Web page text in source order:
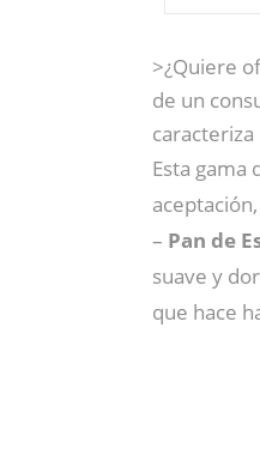
>¿Quiere
de un
Esta gama
– Pan de
suave y
que hace